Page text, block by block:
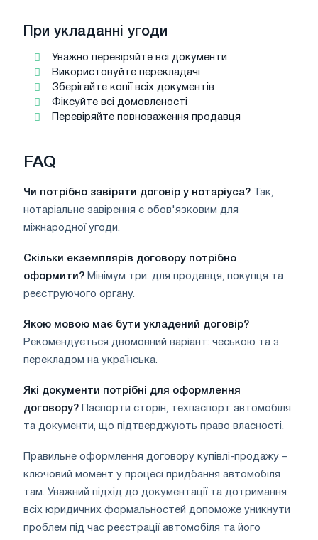
При укладанні угоди
Уважно перевіряйте всі документи
Використовуйте перекладачі
Зберігайте копії всіх документів
Фіксуйте всі домовленості
Перевіряйте повноваження продавця
FAQ
Чи потрібно завіряти договір у нотаріуса? Так,
нотаріальне завірення є обов'язковим для
міжнародної угоди.
Скільки екземплярів договору потрібно
оформити? Мінімум три: для продавця, покупця та
реєструючого органу.
Якою мовою має бути укладений договір?
Рекомендується двомовний варіант: чеською та з
перекладом на українська.
Які документи потрібні для оформлення
договору? Паспорти сторін, техпаспорт автомобіля
та документи, що підтверджують право власності.
Правильне оформлення договору купівлі-продажу –
ключовий момент у процесі придбання автомобіля
там. Уважний підхід до документації та дотримання
всіх юридичних формальностей допоможе уникнути
проблем під час реєстрації автомобіля та його